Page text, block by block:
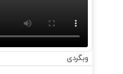
وبگردی